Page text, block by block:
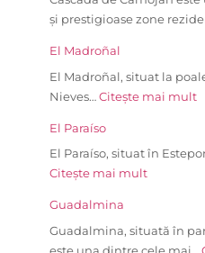
și prestigioase zone
El Madroñal
El Madroñal, situat la
Nieves… Citește mai mult
El Paraíso
El Paraíso, situat în
Citește mai mult
Guadalmina
Guadalmina, situată în
este una dintre cele mai…